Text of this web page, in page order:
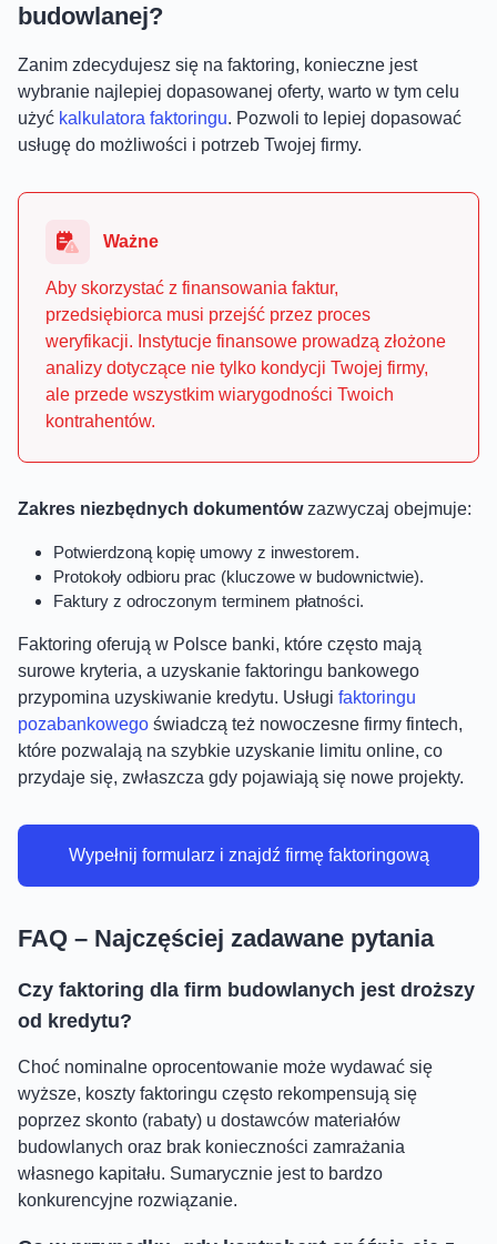
budowlanej?
Zanim zdecydujesz się na faktoring, konieczne jest
wybranie najlepiej dopasowanej oferty, warto w tym celu
użyć kalkulatora faktoringu. Pozwoli to lepiej dopasować
usługę do możliwości i potrzeb Twojej firmy.
Ważne
Aby skorzystać z finansowania faktur,
przedsiębiorca musi przejść przez proces
weryfikacji. Instytucje finansowe prowadzą złożone
analizy dotyczące nie tylko kondycji Twojej firmy,
ale przede wszystkim wiarygodności Twoich
kontrahentów.
Zakres niezbędnych dokumentówzazwyczaj obejmuje:
Potwierdzoną kopię umowy z inwestorem.
Protokoły odbioru prac (kluczowe w budownictwie).
Faktury z odroczonym terminem płatności.
Faktoring oferują w Polsce banki, które często mają
surowe kryteria, a uzyskanie faktoringu bankowego
przypomina uzyskiwanie kredytu. Usługi faktoringu
pozabankowego świadczą też nowoczesne firmy fintech,
które pozwalają na szybkie uzyskanie limitu online, co
przydaje się, zwłaszcza gdy pojawiają się nowe projekty.
Wypełnij formularz i znajdź firmę faktoringową
FAQ – Najczęściej zadawane pytania
Czy faktoring dla firm budowlanych jest droższy
od kredytu?
Choć nominalne oprocentowanie może wydawać się
wyższe, koszty faktoringu często rekompensują się
poprzez skonto (rabaty) u dostawców materiałów
budowlanych oraz brak konieczności zamrażania
własnego kapitału. Sumarycznie jest to bardzo
konkurencyjne rozwiązanie.